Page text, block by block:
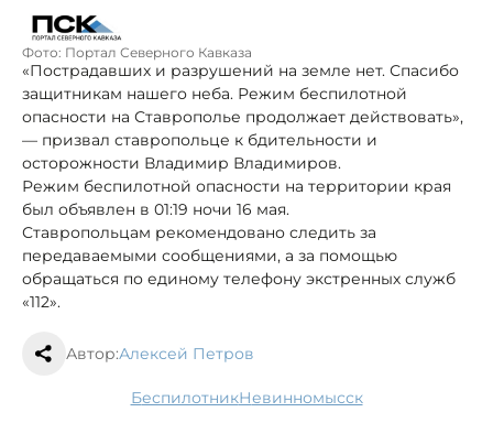
Фото: Портал Северного Кавказа
«Пострадавших и разрушений на земле нет. Спасибо
защитникам нашего неба. Режим беспилотной
опасности на Ставрополье продолжает действовать»,
— призвал ставропольце к бдительности и
осторожности Владимир Владимиров.
Режим беспилотной опасности на территории края
был объявлен в 01:19 ночи 16 мая.
Ставропольцам рекомендовано следить за
передаваемыми сообщениями, а за помощью
обращаться по единому телефону экстренных служб
«112».
Автор:Алексей Петров
беспилотник Невинномысск